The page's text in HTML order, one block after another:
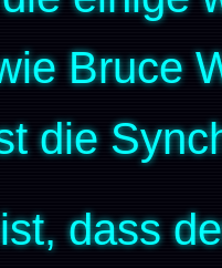
Bruce
die
dass